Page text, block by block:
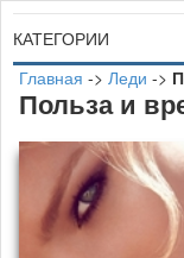
КАТЕГОРИИ
Главная -> Леди ->
Польза и